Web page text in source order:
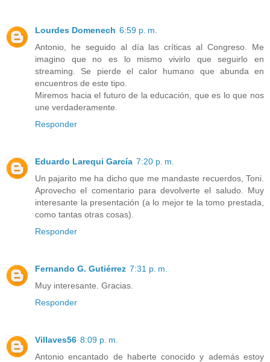
Lourdes Domenech 6:59 p. m.
Antonio, he seguido al día las críticas al Congreso. Me
imagino que no es lo mismo vivirlo que seguirlo en
streaming. Se pierde el calor humano que abunda en
encuentros de este tipo.
Miremos hacia el futuro de la educación, que es lo que nos
une verdaderamente.
Responder
Eduardo Larequi García 7:20 p. m.
Un pajarito me ha dicho que me mandaste recuerdos, Toni.
Aprovecho el comentario para devolverte el saludo. Muy
interesante la presentación (a lo mejor te la tomo prestada,
como tantas otras cosas).
Responder
Fernando G. Gutiérrez 7:31 p. m.
Muy interesante. Gracias.
Responder
Villaves56 8:09 p. m.
Antonio encantado de haberte conocido y además estoy